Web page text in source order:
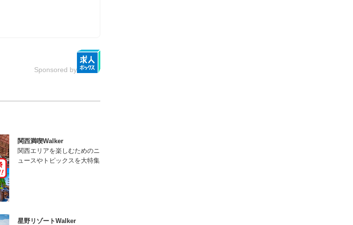
Sponsored by
関西満喫Walker
関西エリアを楽しむためのニ
ュースやトピックスを大特集
星野リゾートWalker